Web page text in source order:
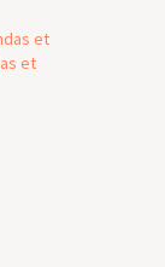
et
et